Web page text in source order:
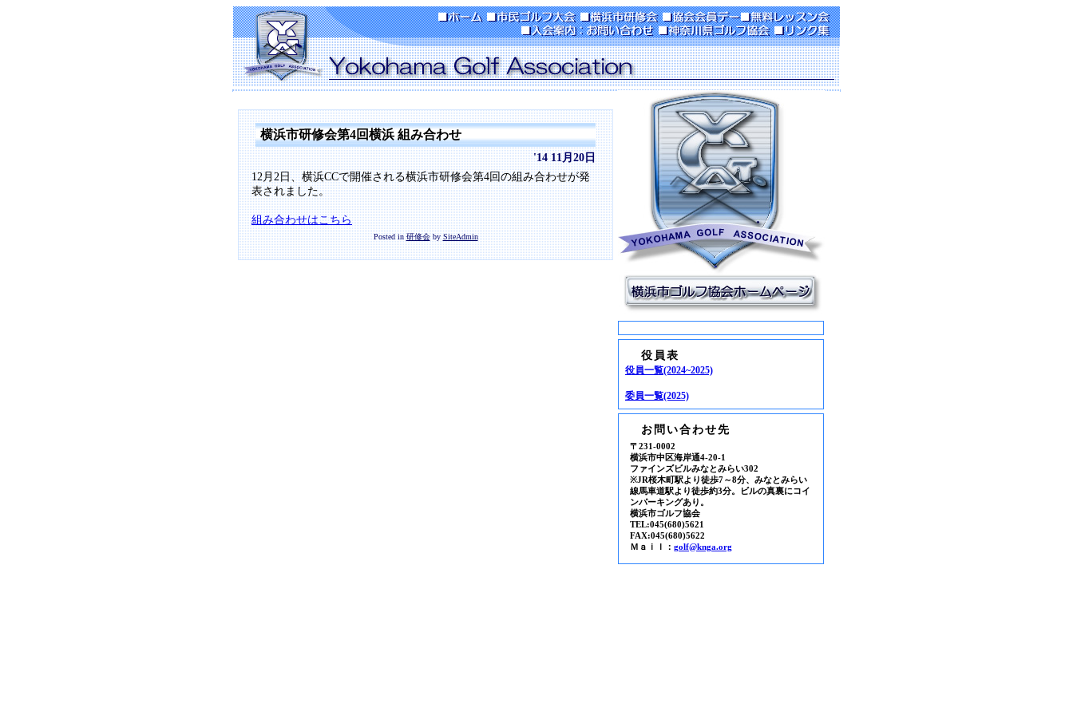
横浜市研修会第4回横浜 組み合わせ
'14 11月20日
12月2日、横浜CCで開催される横浜市研修会第4回の組み合わせが発
表されました。
組み合わせはこちら
Posted in研修会bySiteAdmin
役員表
役員一覧(2024~2025)
委員一覧(2025)
お問い合わせ先
〒231-0002
横浜市中区海岸通4-20-1
ファインズビルみなとみらい302
※JR桜木町駅より徒歩7～8分、みなとみらい
線馬車道駅より徒歩約3分。ビルの真裏にコイ
ンパーキングあり。
横浜市ゴルフ協会
TEL:045(680)5621
FAX:045(680)5622
Ｍａｉｌ： golf@knga.org